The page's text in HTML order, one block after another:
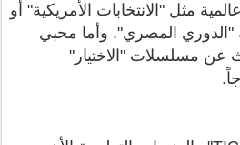
مثل "الانتخابات الأمريكية" أو
"الدوري المصري". وأما محبي
عن مسلسلات "الاختيار"